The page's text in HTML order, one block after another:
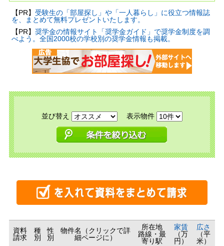
【PR】 受験生の「部屋探し」や「一人暮らし」に役立つ情報誌
を、まとめて無料プレゼントいたします。
【PR】 奨学金の情報サイト「奨学金ガイド」で奨学金制度を調
べよう。全国2000校の学校別の奨学金情報も掲載。
並び替え 表示物件
資料
請求
種
別
性
別
物件名（クリックで詳
細ページに）
所在地
路線・最
寄り駅
家賃
（万
円）
広さ
（平
米）